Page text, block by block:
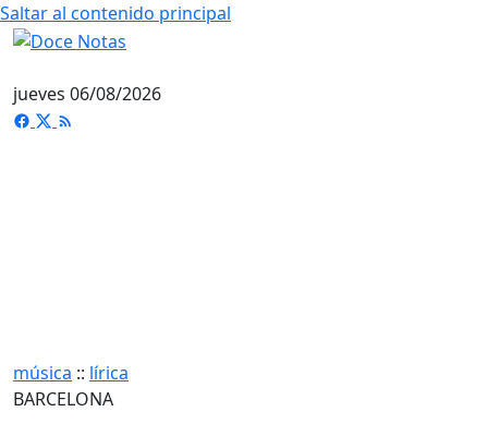
Saltar al contenido principal
jueves 06/08/2026
música :: lírica
BARCELONA